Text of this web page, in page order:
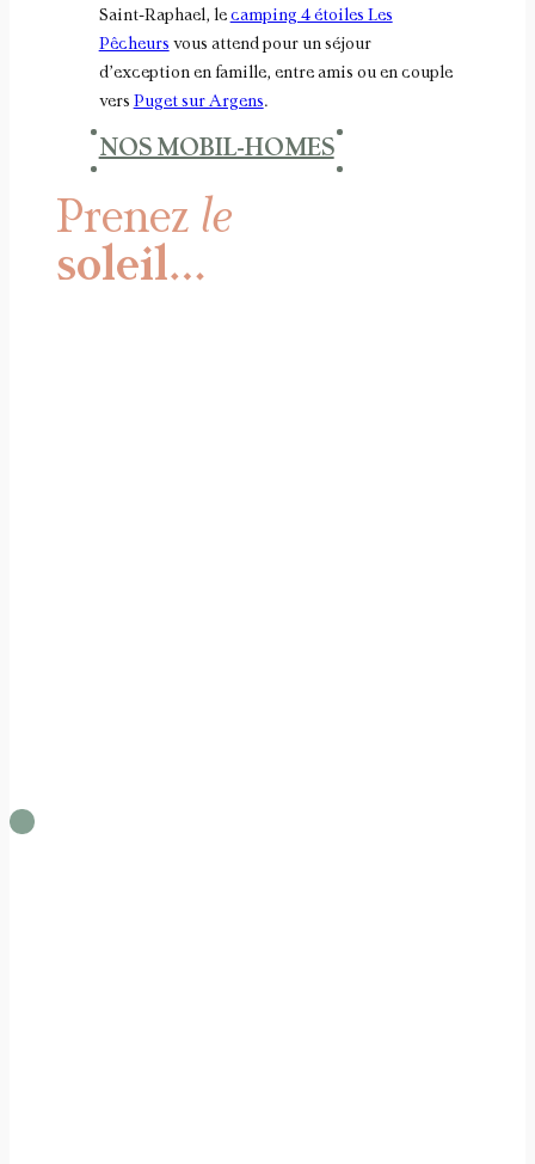
Saint-Raphael, le camping 4 étoiles Les
Pêcheurs vous attend pour un séjour
d’exception en famille, entre amis ou en couple
vers Puget sur Argens.
NOS MOBIL-HOMES
Prenez le
soleil…